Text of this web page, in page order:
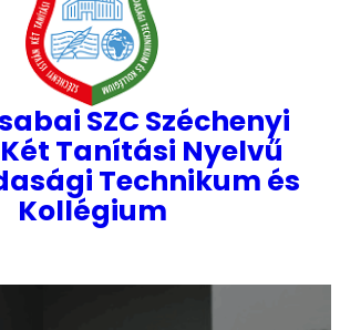
SZC Széchenyi
Tanítási Nyelvű
Technikum és
Kollégium